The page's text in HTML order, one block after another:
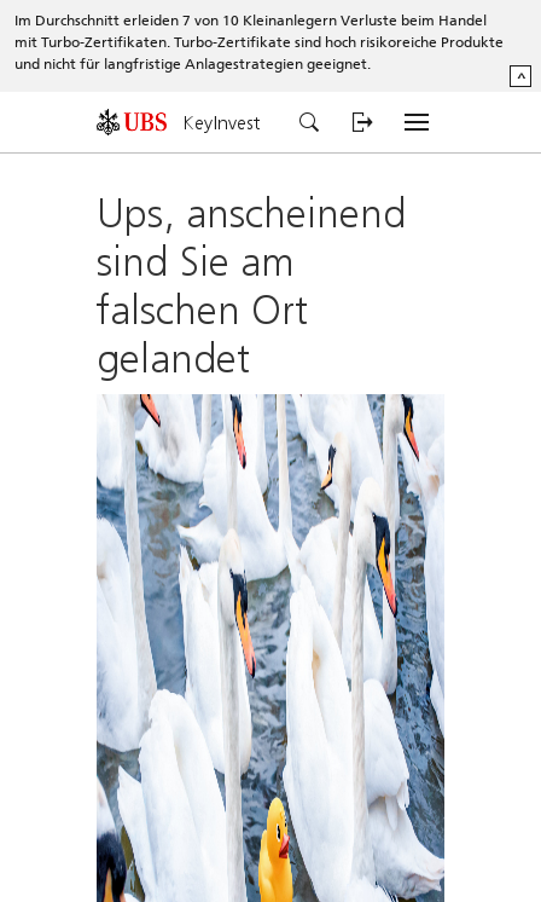
Im Durchschnitt erleiden 7 von 10 Kleinanlegern Verluste beim Handel
mit Turbo-Zertifikaten. Turbo-Zertifikate sind hoch risikoreiche Produkte
und nicht für langfristige Anlagestrategien geeignet.
^
KeyInvest
Ups, anscheinend
sind Sie am
falschen Ort
gelandet